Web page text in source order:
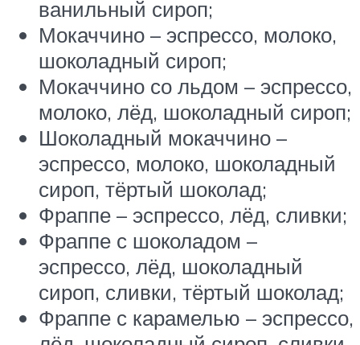
ванильный сироп;
Мокаччино – эспрессо, молоко,
шоколадный сироп;
Мокаччино со льдом – эспрессо,
молоко, лёд, шоколадный сироп;
Шоколадный мокаччино –
эспрессо, молоко, шоколадный
сироп, тёртый шоколад;
Фраппе – эспрессо, лёд, сливки;
Фраппе с шоколадом –
эспрессо, лёд, шоколадный
сироп, сливки, тёртый шоколад;
Фраппе с карамелью – эспрессо,